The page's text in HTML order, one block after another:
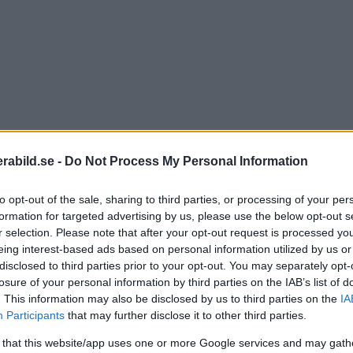
- Do Not Process My Personal Information
opt-out of the sale, sharing to third parties, or processing of your
for targeted advertising by us, please use the below opt-out
selection. Please note that after your opt-out request is processed
interest-based ads based on personal information utilized by us
to third parties prior to your opt-out. You may separately
of your personal information by third parties on the IAB’s list of
This information may also be disclosed by us to third parties on the
Participants that may further disclose it to other third parties.
that this website/app uses one or more Google services and may
eller surfplattan kan ha flera fördelar, du behöver
tiden se vad kameran ser utan att behöva stå och
i sökaren också. Men en fördel är om mjukvaran
Snapbridge 2.0 har utvecklats med hjälp av åsikter